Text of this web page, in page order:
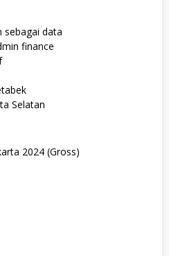
sebagai data
finance
Selatan
2024 (Gross)